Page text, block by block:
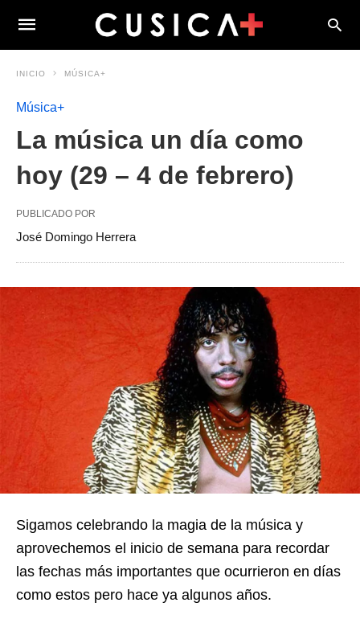
INICIO MÚSICA+
Música+
La música un día como
hoy (29 – 4 de febrero)
PUBLICADO POR
José Domingo Herrera
Sigamos celebrando la magia de la música y
aprovechemos el inicio de semana para recordar
las fechas más importantes que ocurrieron en días
como estos pero hace ya algunos años.